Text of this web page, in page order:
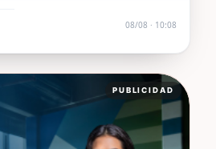
08/08 · 10:08
PUBLICIDAD